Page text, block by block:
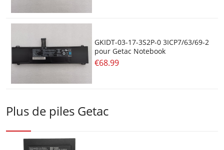
GKIDT-03-17-3S2P-0 3ICP7/63/69-2
pour Getac Notebook
€68.99
Plus de piles Getac